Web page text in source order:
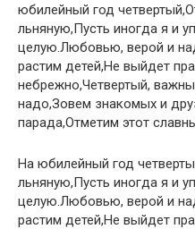
юбилейный год
льняную,Пусть иногда я и
целую.Любовью, верой и
растим детей,Не выйдет
небрежно,Четвертый,
надо,Зовем знакомых и
парада,Отметим этот
На юбилейный год
льняную,Пусть иногда я и
целую.Любовью, верой и
растим детей,Не выйдет